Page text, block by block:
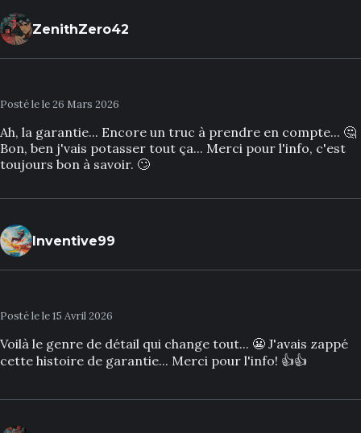
ZenithZero42
Posté le le 26 Mars 2026
Ah, la garantie... Encore un truc à prendre en compte... 🤔
Bon, ben j'vais potasser tout ça... Merci pour l'info, c'est
toujours bon à savoir. 🙄
Inventive99
Posté le le 15 Avril 2026
Voilà le genre de détail qui change tout... 😬 J'avais zappé
cette histoire de garantie... Merci pour l'info! 👍👍